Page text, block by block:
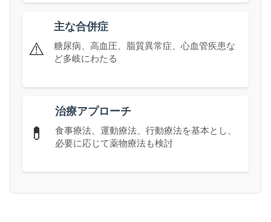
⚠️
主な合併症
糖尿病、高血圧、脂質異常症、心血管疾患な
ど多岐にわたる
💊
治療アプローチ
食事療法、運動療法、行動療法を基本とし、
必要に応じて薬物療法も検討